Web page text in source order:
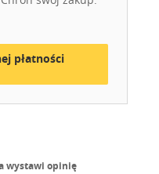
płatności
wystawi opinię